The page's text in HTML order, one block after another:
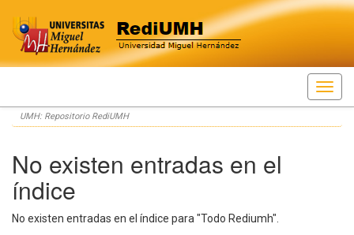
Skip
navigation
UMH: Repositorio RediUMH
No existen entradas en el
índice
No existen entradas en el índice para "Todo Rediumh".